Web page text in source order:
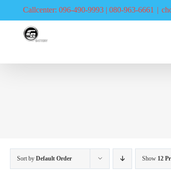
Callcenter: 096-490-9993 | 080-963-6661 |
Sort by Default Order Show 12